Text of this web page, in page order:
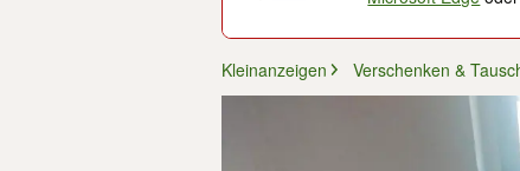
Kleinanzeigen Verschenken &